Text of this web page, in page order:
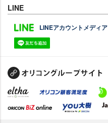
LINE
LINEアカウントメディア